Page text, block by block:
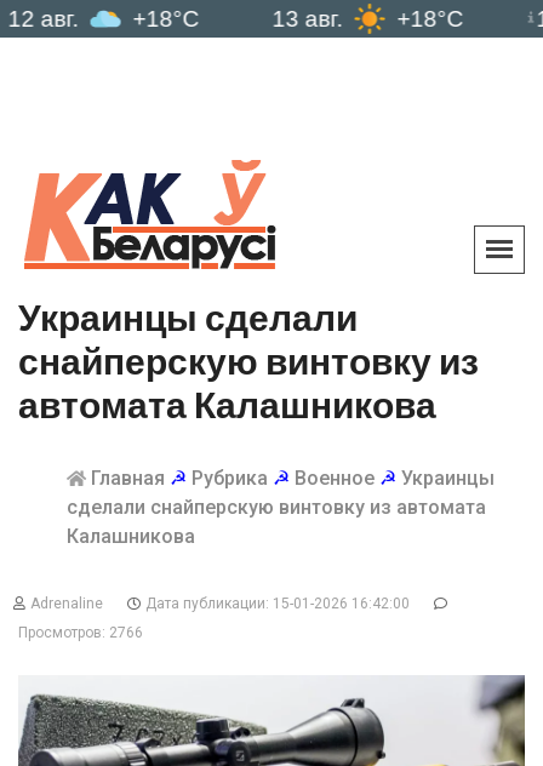
+18°C 13 авг. +18°C 14 авг.
Украинцы сделали
снайперскую винтовку из
автомата Калашникова
Главная ☭ Рубрика ☭ Военное ☭ Украинцы
сделали снайперскую винтовку из автомата
Калашникова
Adrenaline
Дата публикации: 15-01-2026 16:42:00
Просмотров: 2766